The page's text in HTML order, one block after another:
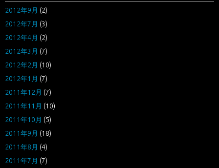
2012年9月 (2)
2012年7月 (3)
2012年4月 (2)
2012年3月 (7)
2012年2月 (10)
2012年1月 (7)
2011年12月 (7)
2011年11月 (10)
2011年10月 (5)
2011年9月 (18)
2011年8月 (4)
2011年7月 (7)